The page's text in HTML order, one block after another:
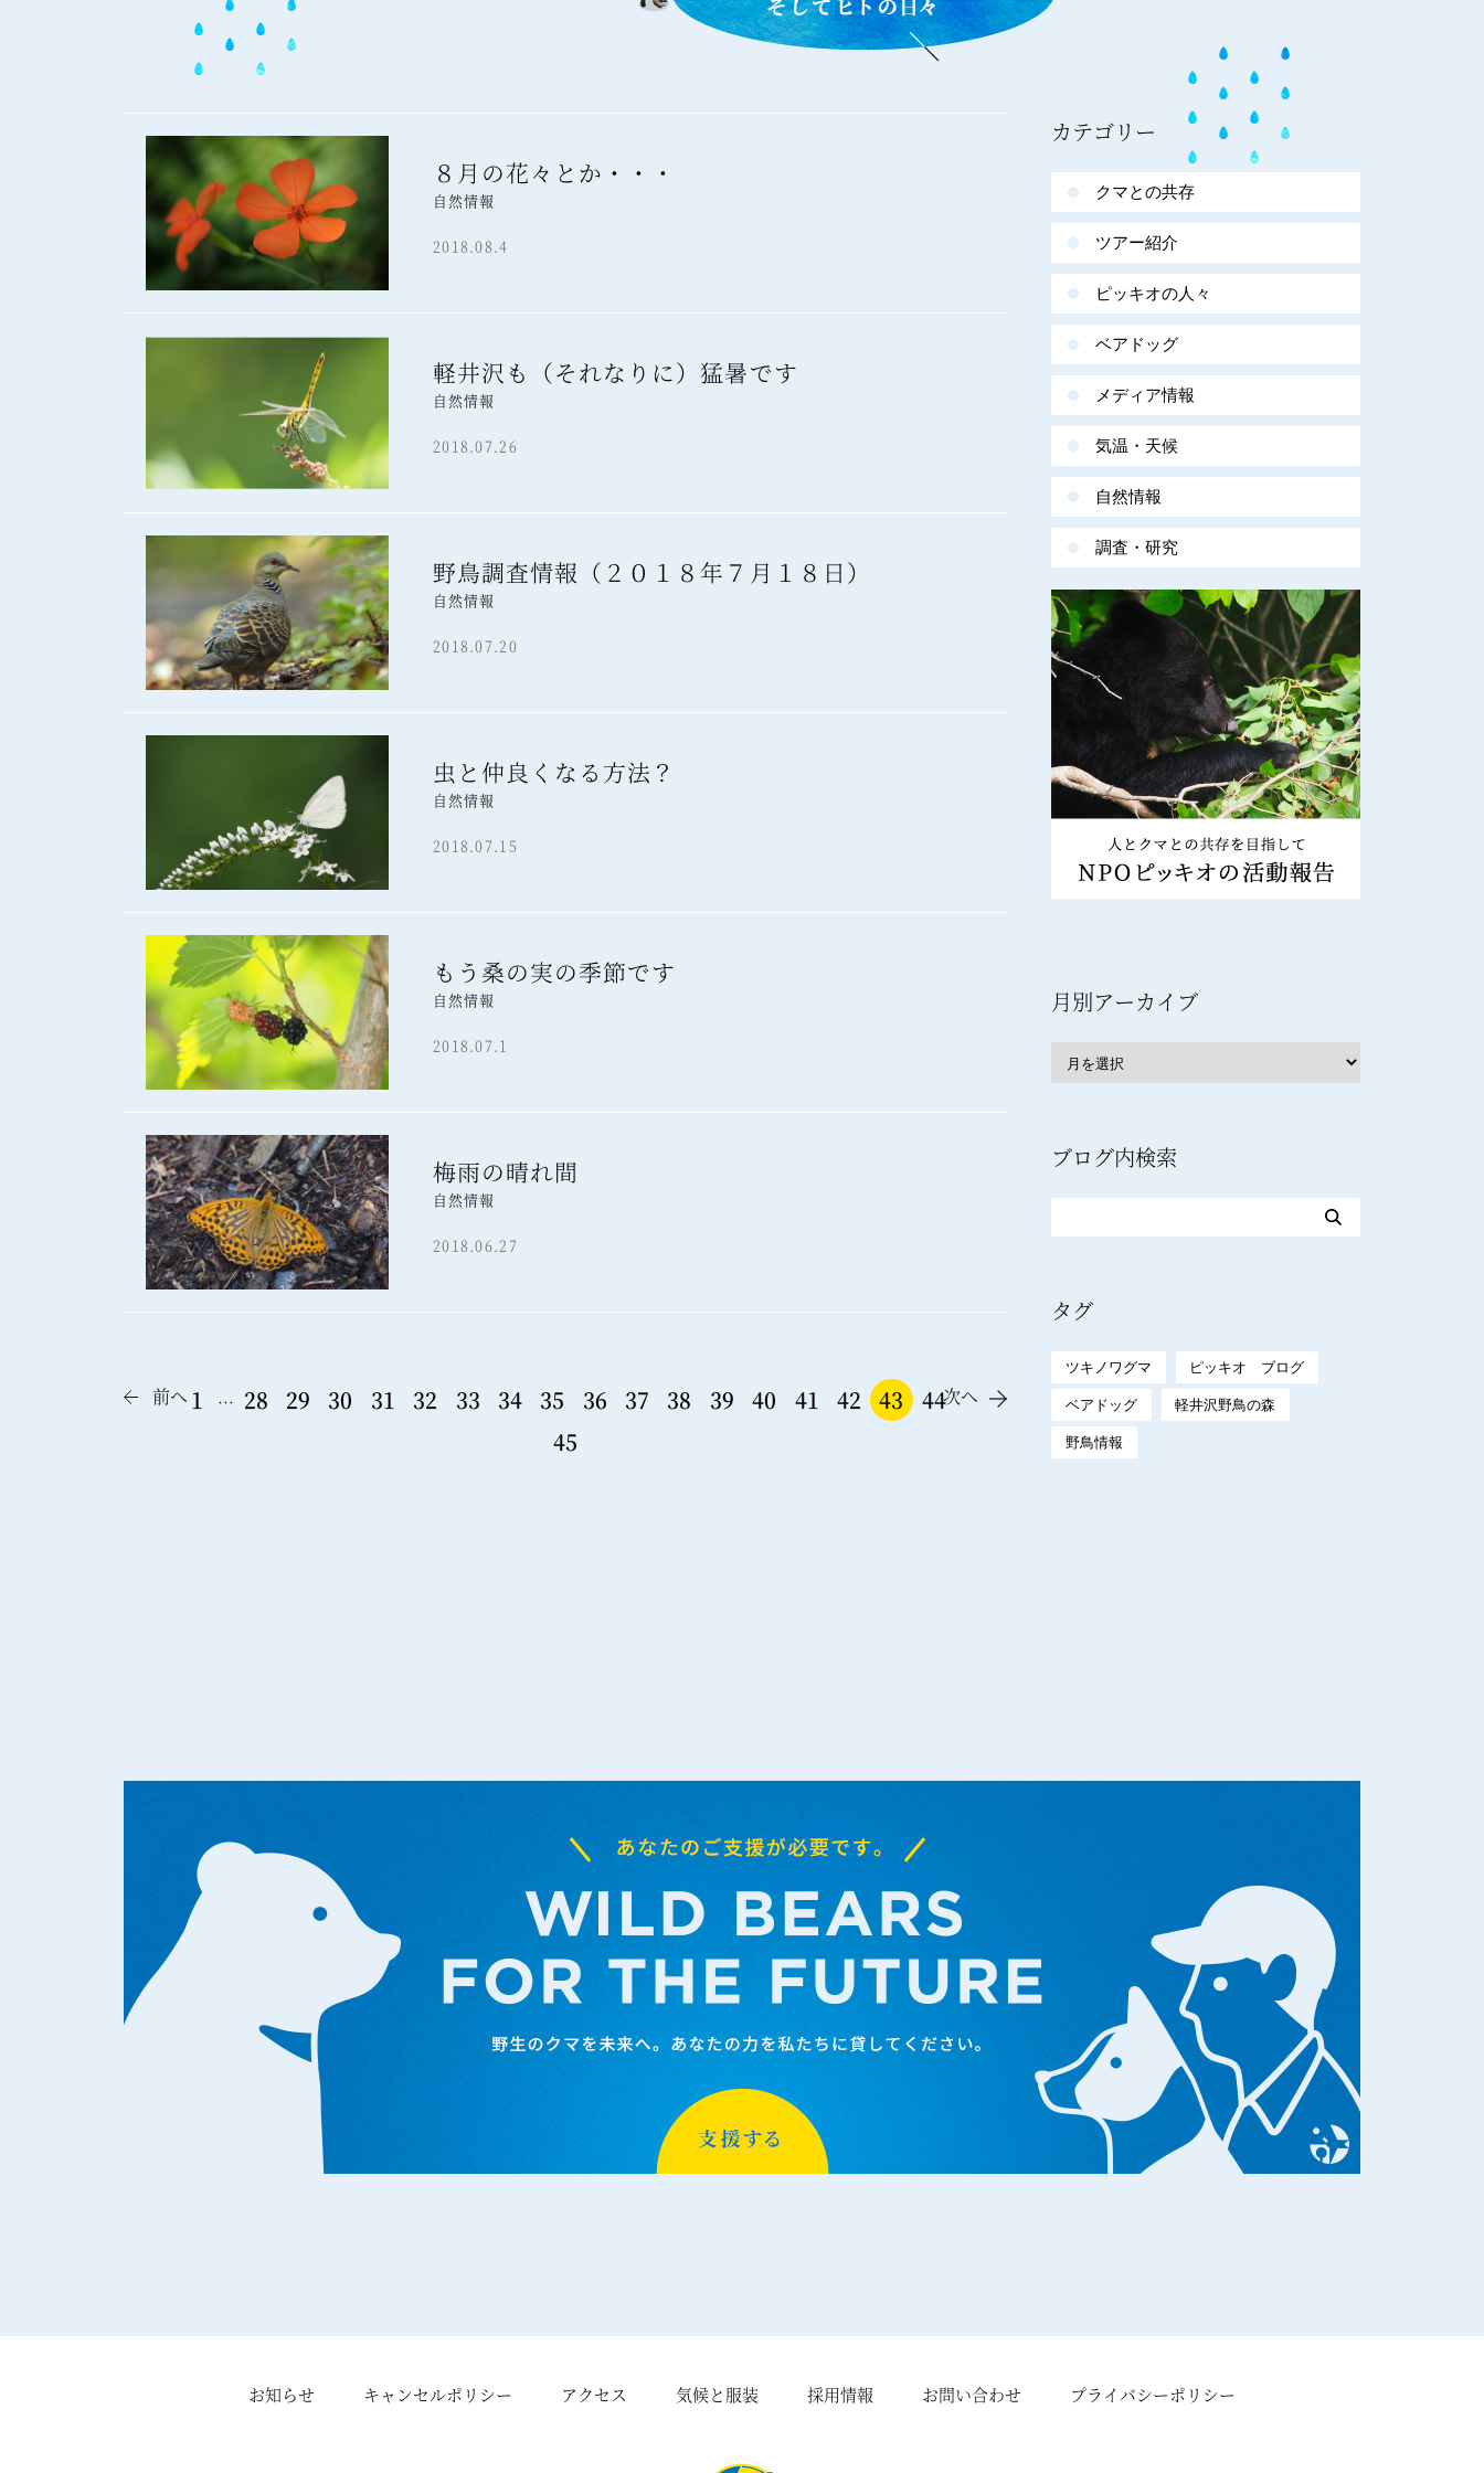
８月の花々とか・・・
自然情報
2018.08.4
軽井沢も（それなりに）猛暑です
自然情報
2018.07.26
野鳥調査情報（２０１８年７月１８日）
自然情報
2018.07.20
虫と仲良くなる方法？
自然情報
2018.07.15
もう桑の実の季節です
自然情報
2018.07.1
梅雨の晴れ間
自然情報
2018.06.27
前へ 1 … 28 29 30 31 32 33 34 35 36 37 38 39 40 41 42 43
44
45
次へ
カテゴリー
クマとの共存
ツアー紹介
ピッキオの人々
ベアドッグ
メディア情報
気温・天候
自然情報
調査・研究
月別アーカイブ
ブログ内検索
タグ
ツキノワグマ ピッキオ ブログ
ベアドッグ 軽井沢野鳥の森
野鳥情報
お知らせ キャンセルポリシー アクセス 気候と服装 採用情報 お問い合わせ プライバシーポリシー